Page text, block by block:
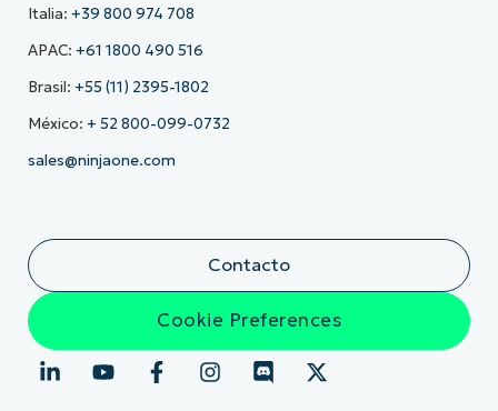
Italia: +39 800 974 708
APAC: +61 1800 490 516
Brasil: +55 (11) 2395-1802
México: + 52 800-099-0732
sales@ninjaone.com
Contacto
Cookie Preferences